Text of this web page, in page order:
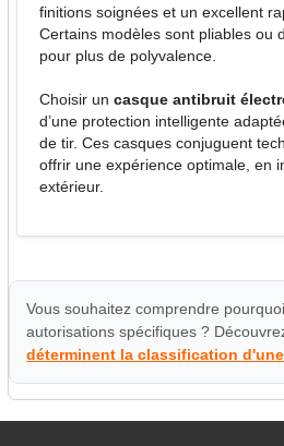
finitions soignées et un excellent
Certains modèles sont pliables ou
pour plus de polyvalence.
Choisir uncasque antibruit
d’une protection intelligente
de tir. Ces casques conjuguent
offrir une expérience optimale, en
extérieur.
Vous souhaitez comprendre
autorisations spécifiques ?
déterminent la classification